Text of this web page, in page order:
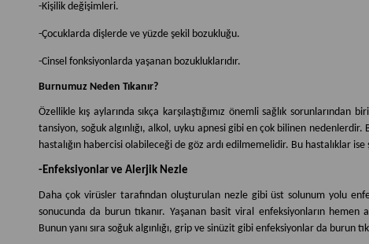
-Kişilik değişimleri.
-Çocuklarda dişlerde ve yüzde şekil bozukluğu.
-Cinsel fonksiyonlarda yaşanan bozukluklarıdır.
Burnumuz Neden Tıkanır?
Özellikle kış aylarında sıkça karşılaştığımız önemli sağlık
tansiyon, soğuk algınlığı, alkol, uyku apnesi gibi en çok bilinen
hastalığın habercisi olabileceği de göz ardı edilmemelidir. Bu hastalıklar ise
-Enfeksiyonlar ve Alerjik Nezle
Daha çok virüsler tarafından oluşturulan nezle gibi üst solunum yolu
sonucunda da burun tıkanır. Yaşanan basit viral enfeksiyonların
Bunun yanı sıra soğuk algınlığı, grip ve sinüzit gibi enfeksiyonlar da burun